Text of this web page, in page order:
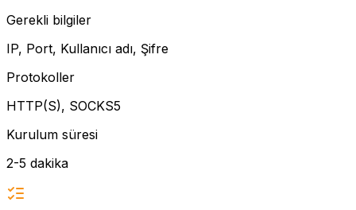
Gerekli bilgiler
IP, Port, Kullanıcı adı, Şifre
Protokoller
HTTP(S), SOCKS5
Kurulum süresi
2-5 dakika